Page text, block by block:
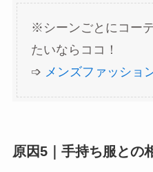
※シーンごとにコー
たいならココ！
➩ メンズファッショ
原因5｜手持ち服との